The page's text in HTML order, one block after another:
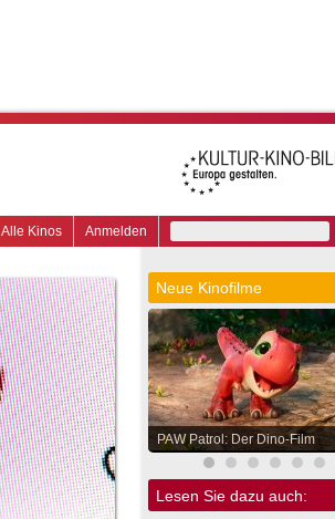
Anmelden
Alle Kinos
Neue Kinofilme
PAW Patrol: Der Dino-Film
Lesen Sie dazu auch: